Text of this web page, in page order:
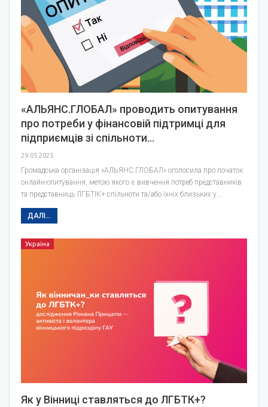
«АЛЬЯНС.ГЛОБАЛ» проводить опитування
про потреби у фінансовій підтримці для
підприємців зі спільноти…
29.05.2025
Громадська організація «АЛЬЯНС.ГЛОБАЛ» оголосила про початок
онлайн-опитування, метою якого є вивчення потреб представників
та представниць ЛГБТІК+ спільноти та/або їхніх близьких у…
ДАЛІ...
Україна
Як у Вінниці ставляться до ЛГБТК+?